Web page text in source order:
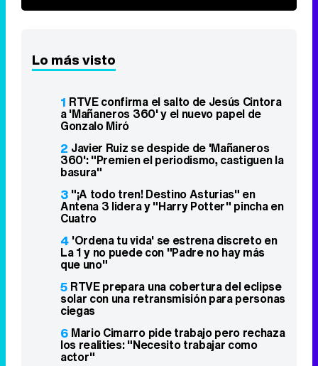
Lo más visto
1 RTVE confirma el salto de Jesús Cintora
a 'Mañaneros 360' y el nuevo papel de
Gonzalo Miró
2 Javier Ruiz se despide de 'Mañaneros
360': "Premien el periodismo, castiguen la
basura"
3 "¡A todo tren! Destino Asturias" en
Antena 3 lidera y "Harry Potter" pincha en
Cuatro
4 'Ordena tu vida' se estrena discreto en
La 1 y no puede con "Padre no hay más
que uno"
5 RTVE prepara una cobertura del eclipse
solar con una retransmisión para personas
ciegas
6 Mario Cimarro pide trabajo pero rechaza
los realities: "Necesito trabajar como
actor"